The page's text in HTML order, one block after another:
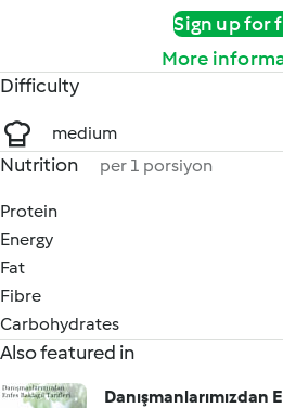
Sign up for
More
Difficulty
medium
Nutrition per 1 porsiyon
Protein
Energy
Fat
Fibre
Carbohydrates
Also featured in
Danışmanlarımızdan